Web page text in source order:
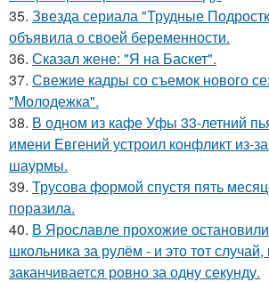
35. Звезда сериала "Трудные
объявила о своей беременности.
36. Сказал жене: "Я на Баскет".
37. Свежие кадры со съемок нового
"Молодежка".
38. В одном из кафе Уфы 33-летний
имени Евгений устроил конфликт из-
шаурмы.
39. Трусова формой спустя пять
поразила.
40. В Ярославле прохожие остановили
школьника за рулём - и это тот
заканчивается ровно за одну секунду.